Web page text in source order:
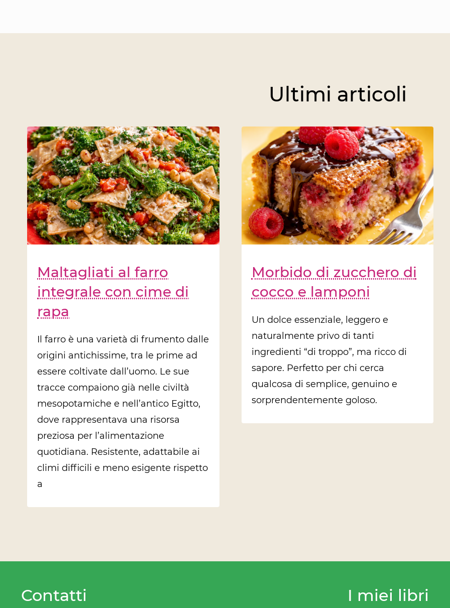
Ultimi articoli
Maltagliati al farro
integrale con cime di
rapa
Il farro è una varietà di frumento dalle
origini antichissime, tra le prime ad
essere coltivate dall’uomo. Le sue
tracce compaiono già nelle civiltà
mesopotamiche e nell’antico Egitto,
dove rappresentava una risorsa
preziosa per l’alimentazione
quotidiana. Resistente, adattabile ai
climi difficili e meno esigente rispetto
a
Morbido di zucchero di
cocco e lamponi
Un dolce essenziale, leggero e
naturalmente privo di tanti
ingredienti “di troppo”, ma ricco di
sapore. Perfetto per chi cerca
qualcosa di semplice, genuino e
sorprendentemente goloso.
Contatti I miei libri